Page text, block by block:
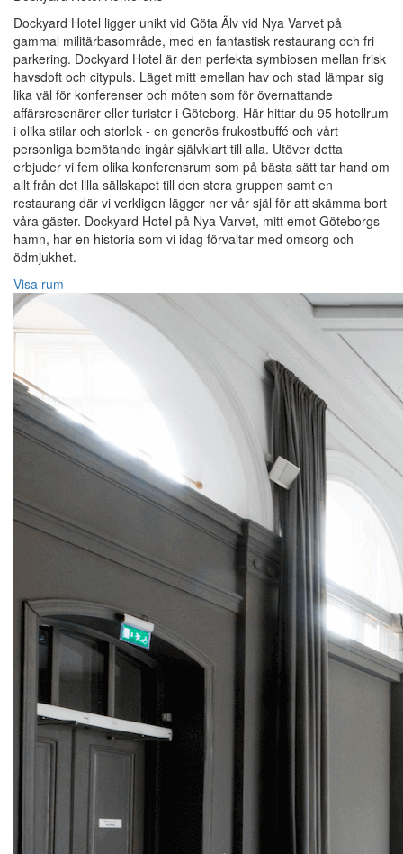
Dockyard Hotel ligger unikt vid Göta Älv vid Nya Varvet på
gammal militärbasområde, med en fantastisk restaurang och fri
parkering. Dockyard Hotel är den perfekta symbiosen mellan frisk
havsdoft och citypuls. Läget mitt emellan hav och stad lämpar sig
lika väl för konferenser och möten som för övernattande
affärsresenärer eller turister i Göteborg. Här hittar du 95 hotellrum
i olika stilar och storlek - en generös frukostbuffé och vårt
personliga bemötande ingår självklart till alla. Utöver detta
erbjuder vi fem olika konferensrum som på bästa sätt tar hand om
allt från det lilla sällskapet till den stora gruppen samt en
restaurang där vi verkligen lägger ner vår själ för att skämma bort
våra gäster. Dockyard Hotel på Nya Varvet, mitt emot Göteborgs
hamn, har en historia som vi idag förvaltar med omsorg och
ödmjukhet.
Visa rum